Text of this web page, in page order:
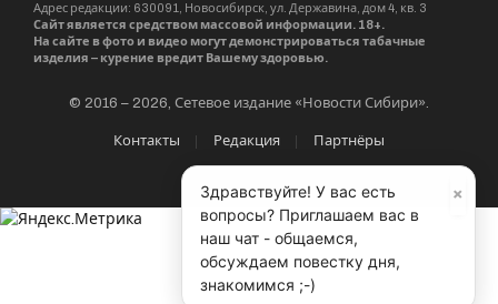
Адрес редакции: 630091, Новосибирск, ул. Державина, дом 4, кв. 3
Сайт является средством массовой информации. 18+.
На сайте в фото и видео могут демонстрироваться табачные
изделия – курение вредит Вашему здоровью.
© 2016 – 2026, Сетевое издание «Новости Сибири».
Контакты Редакция Партнёры
×
Здравствуйте! У вас есть
вопросы? Приглашаем вас в
наш чат - общаемся,
обсуждаем повестку дня,
знакомимся ;-)